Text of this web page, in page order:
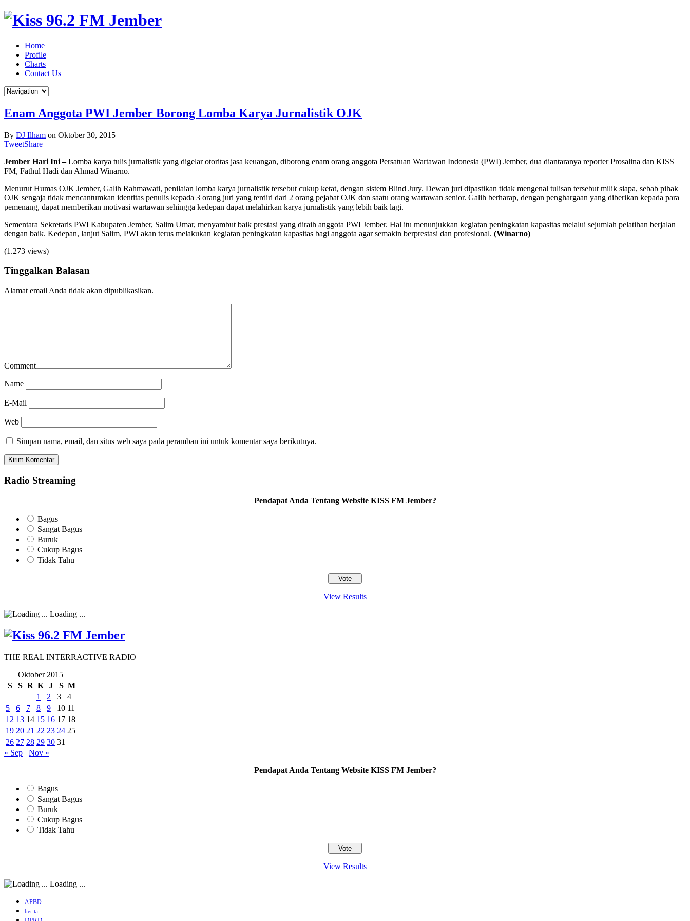
Home
Profile
Charts
Contact Us
Enam Anggota PWI Jember Borong Lomba Karya Jurnalistik OJK
By DJ Ilham on Oktober 30, 2015
TweetShare
Jember Hari Ini –Lomba karya tulis jurnalistik yang digelar otoritas jasa keuangan, diborong enam orang anggota Persatuan Wartawan Indonesia (PWI) Jember, dua diantaranya reporter Prosalina dan KISS
FM, Fathul Hadi dan Ahmad Winarno.
Menurut Humas OJK Jember, Galih Rahmawati, penilaian lomba karya jurnalistik tersebut cukup ketat, dengan sistem Blind Jury. Dewan juri dipastikan tidak mengenal tulisan tersebut milik siapa, sebab pihak
OJK sengaja tidak mencantumkan identitas penulis kepada 3 orang juri yang terdiri dari 2 orang pejabat OJK dan saatu orang wartawan senior. Galih berharap, dengan penghargaan yang diberikan kepada para
pemenang, dapat memberikan motivasi wartawan sehingga kedepan dapat melahirkan karya jurnalistik yang lebih baik lagi.
Sementara Sekretaris PWI Kabupaten Jember, Salim Umar, menyambut baik prestasi yang diraih anggota PWI Jember. Hal itu menunjukkan kegiatan peningkatan kapasitas melalui sejumlah pelatihan berjalan
dengan baik. Kedepan, lanjut Salim, PWI akan terus melakukan kegiatan peningkatan kapasitas bagi anggota agar semakin berprestasi dan profesional. (Winarno)
(1.273 views)
Tinggalkan Balasan
Alamat email Anda tidak akan dipublikasikan.
Comment
Name
E-Mail
Web
Simpan nama, email, dan situs web saya pada peramban ini untuk komentar saya berikutnya.
Radio Streaming
Pendapat Anda Tentang Website KISS FM Jember?
Bagus
Sangat Bagus
Buruk
Cukup Bagus
Tidak Tahu
View Results
Loading ...
THE REAL INTERRACTIVE RADIO
Oktober 2015
S
S R K J S M
1
2 3
4
5
6 7 8 9 10 11
12 13 14 15 16 17 18
19 20 21 22 23 24 25
26 27 28 29 30 31
« Sep
Nov »
Pendapat Anda Tentang Website KISS FM Jember?
Bagus
Sangat Bagus
Buruk
Cukup Bagus
Tidak Tahu
View Results
Loading ...
APBD
berita